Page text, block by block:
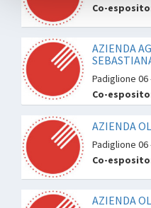
Co-
AZIENDA
Padiglione 06
Co-
AZIENDA
Padiglione 06
Co-
AZIENDA